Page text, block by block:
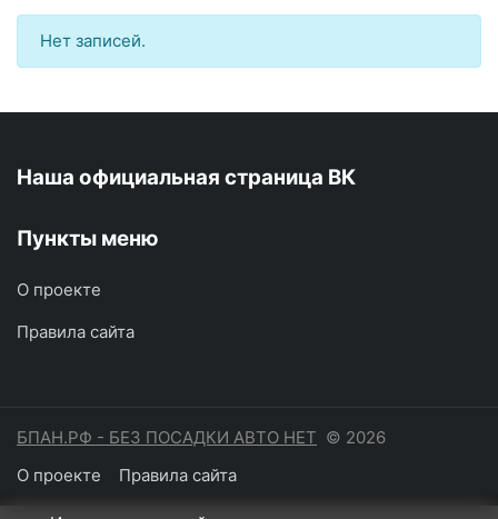
Нет записей.
Наша официальная страница ВК
Пункты меню
О проекте
Правила сайта
БПАН.РФ - БЕЗ ПОСАДКИ АВТО НЕТ © 2026
О проекте
Правила сайта